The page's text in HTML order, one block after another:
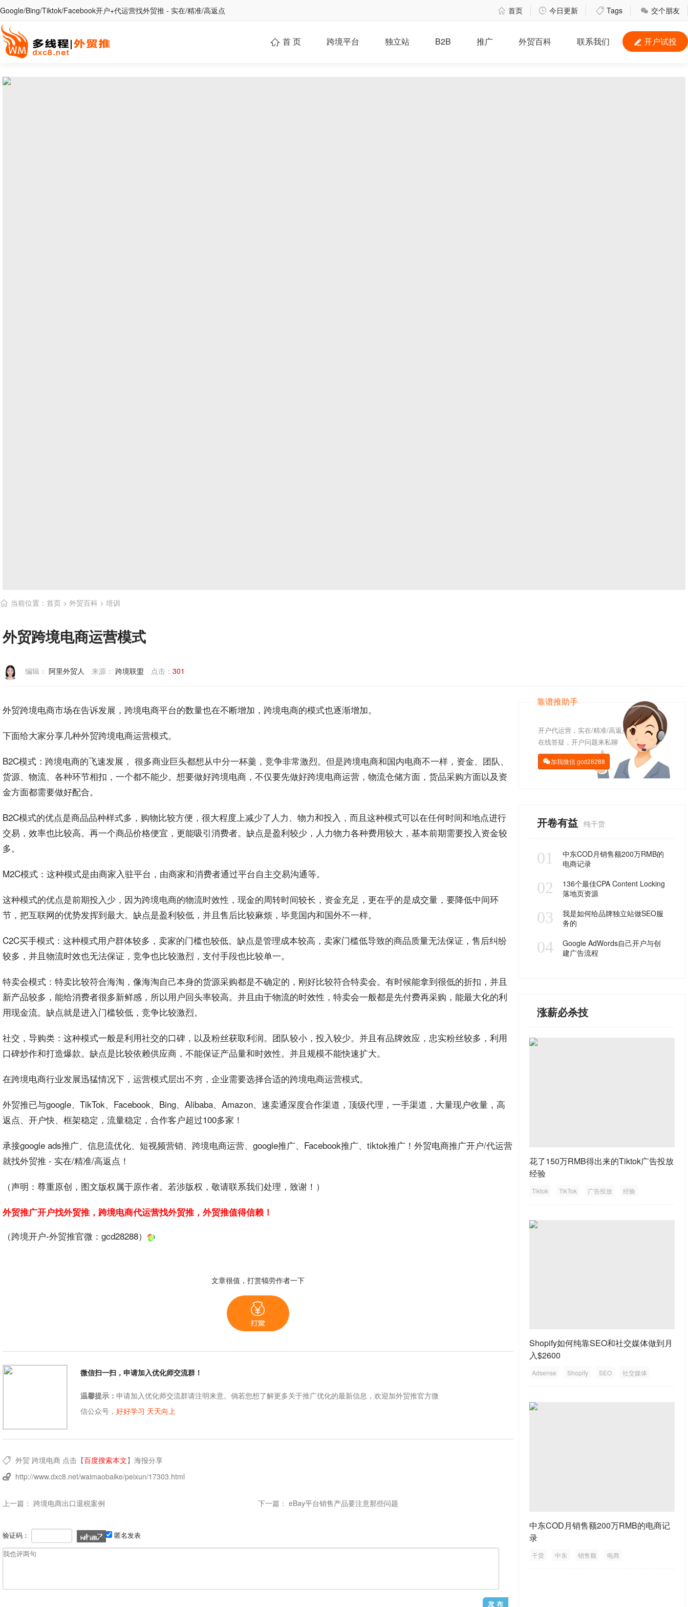
Google/Bing/Tiktok/Facebook开户+代运营找外贸推 - 实在/精准/高返点  首页  今日更新  Tags  交个朋友
 开户试投
 首 页 跨境平台 独立站 B2B 推广 外贸百科 联系我们
 当前位置： 首页 > 外贸百科 > 培训
外贸跨境电商运营模式
编辑： 阿里外贸人 来源： 跨境联盟 点击： 301
外贸跨境电商市场在告诉发展， 跨境电商平台的数量也在不断增加，跨境电商的模式也逐渐增加。
下面给大家分享几种外贸跨境电商运营模式。
B2C模式：跨境电商的飞速发展， 很多商业巨头都想从中分一杯羹，竞争非常激烈。但是跨境电商和国内电商不一样，资金、团队、
货源、物流、各种环节相扣，一个都不能少。想要做好跨境电商，不仅要先做好跨境电商运营，物流仓储方面，货品采购方面以及资
金方面都需要做好配合。
B2C模式的优点是商品品种样式多，购物比较方便，很大程度上减少了人力、物力和投入，而且这种模式可以在任何时间和地点进行
交易，效率也比较高。再一个商品价格便宜，更能吸引消费者。缺点是盈利较少，人力物力各种费用较大，基本前期需要投入资金较
多。
M2C模式：这种模式是由商家入驻平台，由商家和消费者通过平台自主交易沟通等。
这种模式的优点是前期投入少，因为跨境电商的物流时效性，现金的周转时间较长，资金充足，更在乎的是成交量，要降低中间环
节，把互联网的优势发挥到最大。缺点是盈利较低，并且售后比较麻烦，毕竟国内和国外不一样。
C2C买手模式：这种模式用户群体较多，卖家的门槛也较低。缺点是管理成本较高，卖家门槛低导致的商品质量无法保证，售后纠纷
较多，并且物流时效也无法保证，竞争也比较激烈，支付手段也比较单一。
特卖会模式：特卖比较符合海淘，像海淘自己本身的货源采购都是不确定的，刚好比较符合特卖会。有时候能拿到很低的折扣，并且
新产品较多，能给消费者很多新鲜感，所以用户回头率较高。并且由于物流的时效性，特卖会一般都是先付费再采购，能最大化的利
用现金流。缺点就是进入门槛较低，竞争比较激烈。
社交，导购类：这种模式一般是利用社交的口碑，以及粉丝获取利润。团队较小，投入较少。并且有品牌效应，忠实粉丝较多，利用
口碑炒作和打造爆款。缺点是比较依赖供应商，不能保证产品量和时效性。并且规模不能快速扩大。
在跨境电商行业发展迅猛情况下，运营模式层出不穷，企业需要选择合适的跨境电商运营模式。
外贸推已与google、 TikTok、 Facebook、Bing、Alibaba、Amazon、速卖通深度合作渠道，顶级代理，一手渠道，大量现户收量， 高
返点、 开户快、框架稳定，流量稳定，合作客户超过100多家！
承接google ads推广、 信息流优化、短视频营销、跨境电商运营、google推广、Facebook推广、tiktok推广！外贸电商推广开户/代运营
就找外贸推 - 实在/精准/高返点！
（声明：尊重原创，图文版权属于原作者。若涉版权，敬请联系我们处理，致谢！）
外贸推广开户找外贸推，跨境电商代运营找外贸推，外贸推值得信赖！
（跨境开户-外贸推官微： gcd28288）
文章很值，打赏犒劳作者一下
微信扫一扫，申请加入优化师交流群！
温馨提示： 申请加入优化师交流群请注明来意。倘若您想了解更多关于推广优化的最新信息，欢迎加外贸推官方微
信公众号， 好好学习 天天向上
 外贸 跨境电商点击【百度搜索本文】 海报分享
 http://www.dxc8.net/waimaobaike/peixun/17303.html
上一篇： 跨境电商出口退税案例 下一篇： eBay平台销售产品要注意那些问题
验证码： 匿名发表
靠谱推助手
开户代运营，实在/精准/高返点
在线答疑，开户问题来私聊
加我微信gcd28288
开卷有益 纯干货
01
中东COD月销售额200万RMB的
电商记录
02
136个最佳CPA Content Locking
落地页资源
03
我是如何给品牌独立站做SEO服
务的
04
Google AdWords自己开户与创
建广告流程
涨薪必杀技
花了150万RMB得出来的Tiktok广告投放
经验
Tiktok TikTok 广告投放 经验
Shopify如何纯靠SEO和社交媒体做到月
入$2600
Adsense Shopify SEO
社交媒体
中东COD月销售额200万RMB的电商记
录
干货 中东 销售额 电商